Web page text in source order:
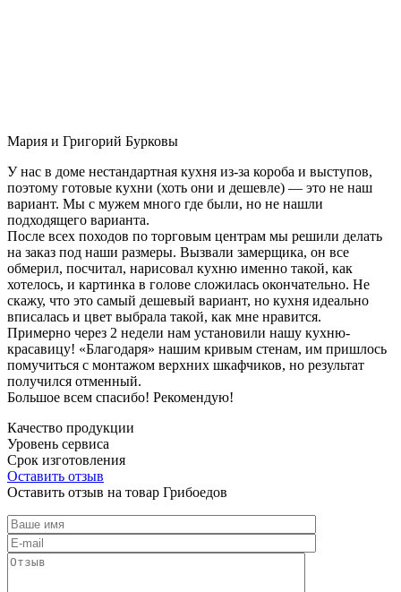
Мария и Григорий Бурковы
У нас в доме нестандартная кухня из-за короба и выступов,
поэтому готовые кухни (хоть они и дешевле) — это не наш
вариант. Мы с мужем много где были, но не нашли
подходящего варианта.
После всех походов по торговым центрам мы решили делать
на заказ под наши размеры. Вызвали замерщика, он все
обмерил, посчитал, нарисовал кухню именно такой, как
хотелось, и картинка в голове сложилась окончательно. Не
скажу, что это самый дешевый вариант, но кухня идеально
вписалась и цвет выбрала такой, как мне нравится.
Примерно через 2 недели нам установили нашу кухню-
красавицу! «Благодаря» нашим кривым стенам, им пришлось
помучиться с монтажом верхних шкафчиков, но результат
получился отменный.
Большое всем спасибо! Рекомендую!
Качество продукции
Уровень сервиса
Срок изготовления
Оставить отзыв
Оставить отзыв на товар Грибоедов